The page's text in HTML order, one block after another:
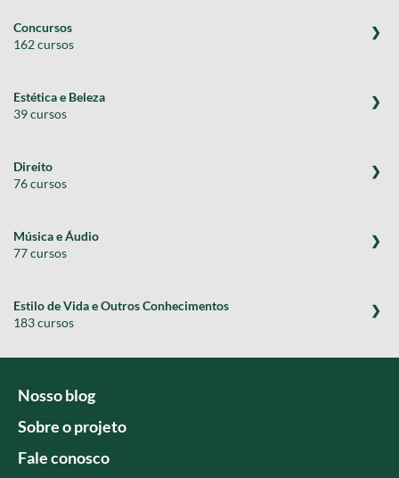
Concursos
162 cursos
Estética e Beleza
39 cursos
Direito
76 cursos
Música e Áudio
77 cursos
Estilo de Vida e Outros Conhecimentos
183 cursos
Nosso blog
Sobre o projeto
Fale conosco